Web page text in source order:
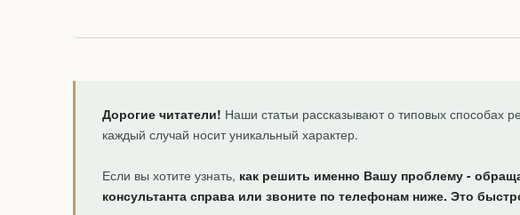
Дорогие читатели! Наши статьи рассказывают о типовых способах
каждый случай носит уникальный характер.
Если вы хотите узнать, как решить именно Вашу проблему -
консультанта справа или звоните по телефонам ниже. Это